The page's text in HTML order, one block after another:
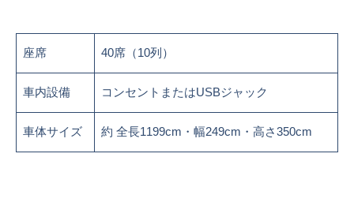
座席 40席（10列）
車内設備 コンセントまたはUSBジャック
車体サイズ 約 全長1199cm・幅249cm・高さ350cm